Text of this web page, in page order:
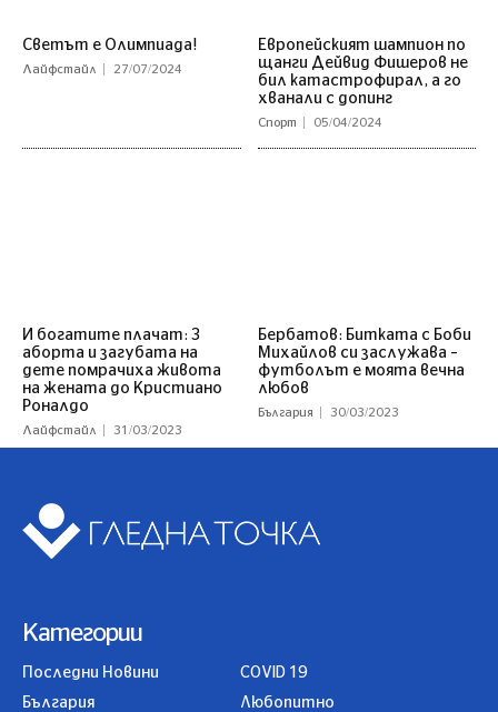
Светът е Олимпиада!
Лайфстайл 27/07/2024
Европейският шампион по
щанги Дейвид Фишеров не
бил катастрофирал, а го
хванали с допинг
Спорт 05/04/2024
И богатите плачат: 3
аборта и загубата на
дете помрачиха живота
на жената до Кристиано
Роналдо
Лайфстайл 31/03/2023
Бербатов: Битката с Боби
Михайлов си заслужава –
футболът е моята вечна
любов
България 30/03/2023
Категории
Последни Новини
България
COVID 19
Любопитно